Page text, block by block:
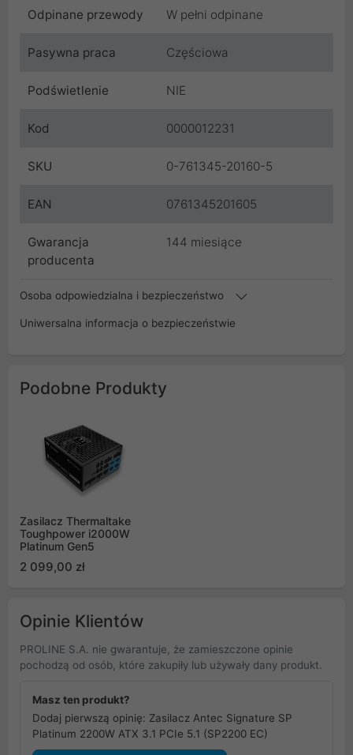
Odpinane przewody W pełni odpinane
Pasywna praca Częściowa
Podświetlenie NIE
Kod 0000012231
SKU 0-761345-20160-5
EAN 0761345201605
Gwarancja
producenta
144 miesiące
Osoba odpowiedzialna i bezpieczeństwo
Uniwersalna informacja o bezpieczeństwie
Podobne Produkty
Zasilacz Thermaltake
Toughpower i2000W
Platinum Gen5
2 099,00 zł
Opinie Klientów
PROLINE S.A. nie gwarantuje, że zamieszczone opinie
pochodzą od osób, które zakupiły lub używały dany produkt.
Masz ten produkt?
Dodaj pierwszą opinię: Zasilacz Antec Signature SP
Platinum 2200W ATX 3.1 PCIe 5.1 (SP2200 EC)